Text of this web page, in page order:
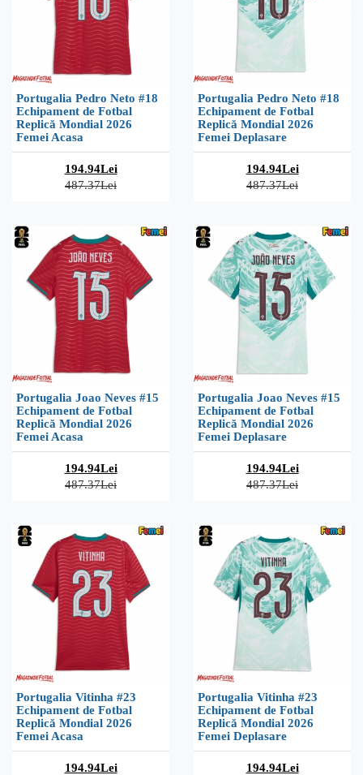
Portugalia Pedro Neto #18
Echipament de Fotbal
Replică Mondial 2026
Femei Acasa
194.94Lei
487.37Lei
Portugalia Pedro Neto #18
Echipament de Fotbal
Replică Mondial 2026
Femei Deplasare
194.94Lei
487.37Lei
Portugalia Joao Neves #15
Echipament de Fotbal
Replică Mondial 2026
Femei Acasa
194.94Lei
487.37Lei
Portugalia Joao Neves #15
Echipament de Fotbal
Replică Mondial 2026
Femei Deplasare
194.94Lei
487.37Lei
Portugalia Vitinha #23
Echipament de Fotbal
Replică Mondial 2026
Femei Acasa
194.94Lei
Portugalia Vitinha #23
Echipament de Fotbal
Replică Mondial 2026
Femei Deplasare
194.94Lei